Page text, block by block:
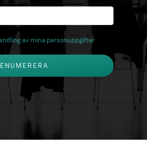
av mina personuppgifter